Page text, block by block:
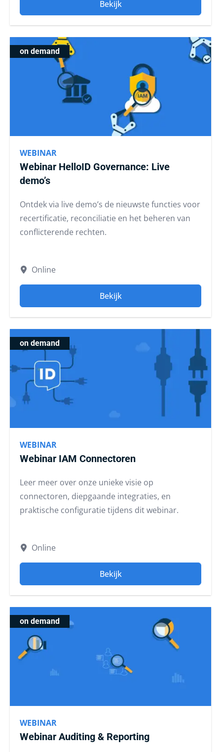
Bekijk
on demand
WEBINAR
Webinar HelloID Governance: Live
demo’s
Ontdek via live demo’s de nieuwste functies voor
recertificatie, reconciliatie en het beheren van
conflicterende rechten.
Online
Bekijk
on demand
WEBINAR
Webinar IAM Connectoren
Leer meer over onze unieke visie op
connectoren, diepgaande integraties, en
praktische configuratie tijdens dit webinar.
Online
Bekijk
on demand
WEBINAR
Webinar Auditing & Reporting